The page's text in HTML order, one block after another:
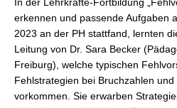
In der Lehrkräfte-Fortbildung
erkennen und passende Aufgaben
2023 an der PH stattfand, lernten
Leitung von Dr. Sara Becker
Freiburg), welche typischen
Fehlstrategien bei Bruchzahlen
vorkommen. Sie erwarben